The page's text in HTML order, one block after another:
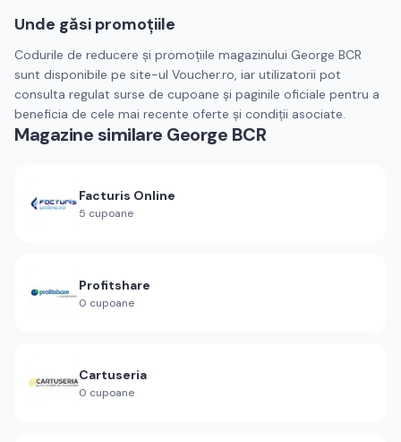
Unde găsi promoțiile
Codurile de reducere și promoțiile magazinului George BCR
sunt disponibile pe site-ul Voucher.ro, iar utilizatorii pot
consulta regulat surse de cupoane și paginile oficiale pentru a
beneficia de cele mai recente oferte și condiții asociate.
Magazine similare George BCR
Facturis Online
5 cupoane
Profitshare
0 cupoane
Cartuseria
0 cupoane